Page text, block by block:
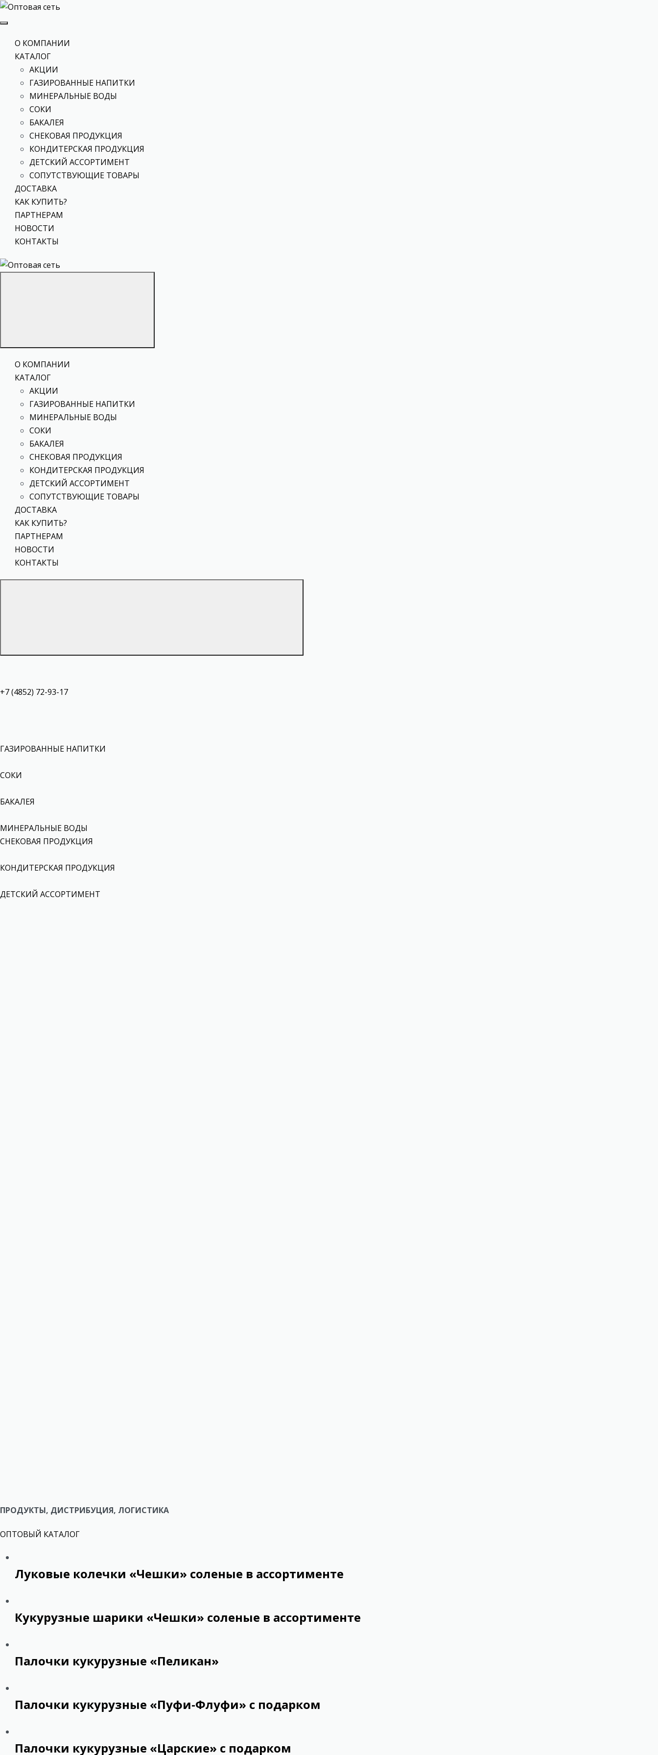
О КОМПАНИИ
КАТАЛОГ
АКЦИИ
ГАЗИРОВАННЫЕ НАПИТКИ
МИНЕРАЛЬНЫЕ ВОДЫ
СОКИ
БАКАЛЕЯ
СНЕКОВАЯ ПРОДУКЦИЯ
КОНДИТЕРСКАЯ ПРОДУКЦИЯ
ДЕТСКИЙ АССОРТИМЕНТ
СОПУТСТВУЮЩИЕ ТОВАРЫ
ДОСТАВКА
КАК КУПИТЬ?
ПАРТНЕРАМ
НОВОСТИ
КОНТАКТЫ
О КОМПАНИИ
КАТАЛОГ
АКЦИИ
ГАЗИРОВАННЫЕ НАПИТКИ
МИНЕРАЛЬНЫЕ ВОДЫ
СОКИ
БАКАЛЕЯ
СНЕКОВАЯ ПРОДУКЦИЯ
КОНДИТЕРСКАЯ ПРОДУКЦИЯ
ДЕТСКИЙ АССОРТИМЕНТ
СОПУТСТВУЮЩИЕ ТОВАРЫ
ДОСТАВКА
КАК КУПИТЬ?
ПАРТНЕРАМ
НОВОСТИ
КОНТАКТЫ
+7 (4852) 72-93-17
ГАЗИРОВАННЫЕ НАПИТКИ
СОКИ
БАКАЛЕЯ
МИНЕРАЛЬНЫЕ ВОДЫ
СНЕКОВАЯ ПРОДУКЦИЯ
КОНДИТЕРСКАЯ ПРОДУКЦИЯ
ДЕТСКИЙ АССОРТИМЕНТ
ПРОДУКТЫ, ДИСТРИБУЦИЯ, ЛОГИСТИКА
ОПТОВЫЙ КАТАЛОГ
Луковые колечки «Чешки» соленые в ассортименте
Кукурузные шарики «Чешки» соленые в ассортименте
Палочки кукурузные «Пеликан»
Палочки кукурузные «Пуфи-Флуфи» с подарком
Палочки кукурузные «Царские» с подарком